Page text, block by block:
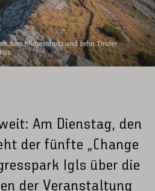
zum Klimaschutz und zehn Tiroler
Am Dienstag, den
der fünfte „Change
Igls über die
der Veranstaltung